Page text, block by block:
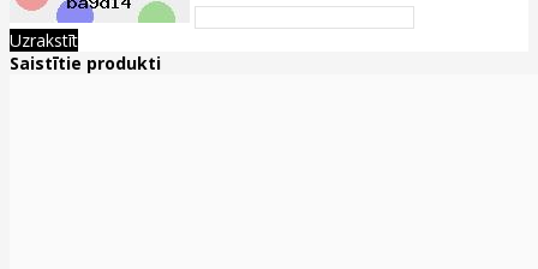
Uzrakstīt
Saistītie produkti